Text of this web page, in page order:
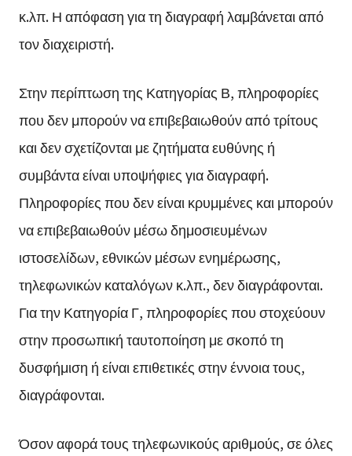
κ.λπ. Η απόφαση για τη διαγραφή λαμβάνεται από
τον διαχειριστή.
Στην περίπτωση της Κατηγορίας Β, πληροφορίες
που δεν μπορούν να επιβεβαιωθούν από τρίτους
και δεν σχετίζονται με ζητήματα ευθύνης ή
συμβάντα είναι υποψήφιες για διαγραφή.
Πληροφορίες που δεν είναι κρυμμένες και μπορούν
να επιβεβαιωθούν μέσω δημοσιευμένων
ιστοσελίδων, εθνικών μέσων ενημέρωσης,
τηλεφωνικών καταλόγων κ.λπ., δεν διαγράφονται.
Για την Κατηγορία Γ, πληροφορίες που στοχεύουν
στην προσωπική ταυτοποίηση με σκοπό τη
δυσφήμιση ή είναι επιθετικές στην έννοια τους,
διαγράφονται.
Όσον αφορά τους τηλεφωνικούς αριθμούς, σε όλες